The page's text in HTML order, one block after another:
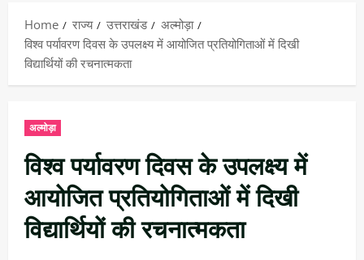
Home राज्य उत्तराखंड
अल्मोड़ा
विश्व पर्यावरण दिवस के उपलक्ष्य में आयोजित प्रतियोगिताओं में दिखी
विद्यार्थियों की रचनात्मकता
अल्मोड़ा
विश्व पर्यावरण दिवस के उपलक्ष्य में
आयोजित प्रतियोगिताओं में दिखी
विद्यार्थियों की रचनात्मकता